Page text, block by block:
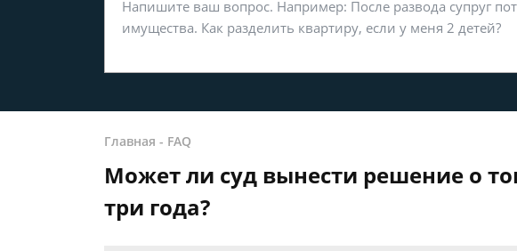
Главная - FAQ
Может ли суд вынести решение о
три года?